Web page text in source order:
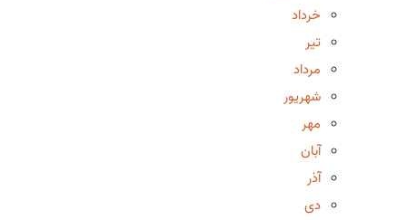
خرداد
تیر
مرداد
شهریور
مهر
آبان
آذر
دی